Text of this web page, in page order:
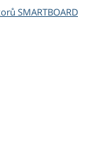
SMARTBOARD